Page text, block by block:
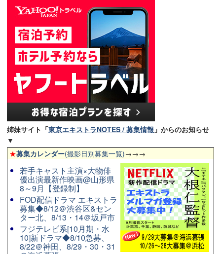
姉妹サイト「東京エキストラNOTES / 募集情報 」からのお知らせ
▼
★募集カレンダー(撮影日別募集一覧)→→→
若手キャスト主演×大物俳
優出演最新作映画@山形県
8～9月【登録制】
FOD配信ドラマ エキストラ
募集◆8/12＠渋谷区&セン
ター北、8/13・14＠坂戸市
フジテレビ系[10月期・水
10]新ドラマ◆8/10急募、
8/22＠神田、8/29・30・31